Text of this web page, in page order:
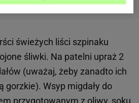
świeżych liści szpinaku
śliwki. Na patelni upraż 2
(uważaj, żeby zanadto ich
gorzkie). Wsyp migdały do
przygotowanym z oliwy, soku